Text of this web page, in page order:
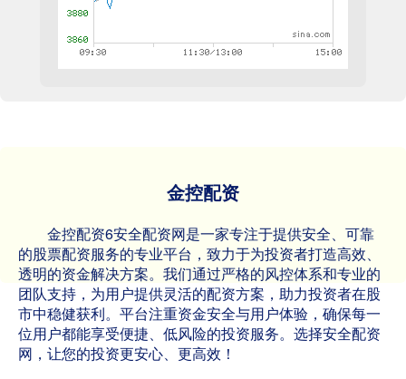
金控配资
金控配资6安全配资网是一家专注于提供安全、可靠
的股票配资服务的专业平台，致力于为投资者打造高效、
透明的资金解决方案。我们通过严格的风控体系和专业的
团队支持，为用户提供灵活的配资方案，助力投资者在股
市中稳健获利。平台注重资金安全与用户体验，确保每一
位用户都能享受便捷、低风险的投资服务。选择安全配资
网，让您的投资更安心、更高效！